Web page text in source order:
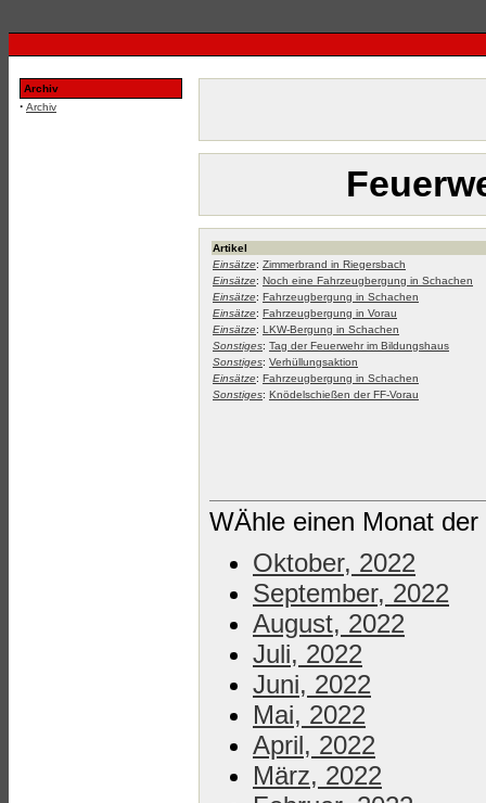
Archiv
· Archiv
Artikel
Einsätze: Zimmerbrand in Riegersbach
Einsätze: Noch eine Fahrzeugbergung in Schachen
Einsätze: Fahrzeugbergung in Schachen
Einsätze: Fahrzeugbergung in Vorau
Einsätze: LKW-Bergung in Schachen
Sonstiges: Tag der Feuerwehr im Bildungshaus
Sonstiges: Verhüllungsaktion
Einsätze: Fahrzeugbergung in Schachen
Sonstiges: Knödelschießen der FF-Vorau
WÄhle einen Monat
Oktober, 2022
September, 2022
August, 2022
Juli, 2022
Juni, 2022
Mai, 2022
April, 2022
März, 2022